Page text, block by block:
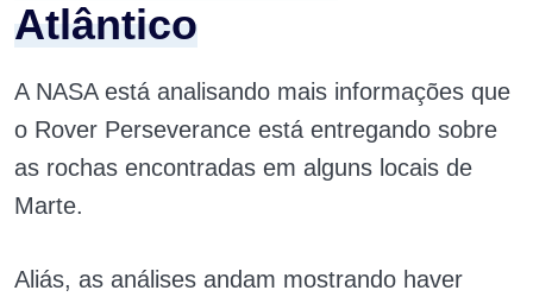
Atlântico
A NASA está analisando mais informações que
o Rover Perseverance está entregando sobre
as rochas encontradas em alguns locais de
Marte.
Aliás, as análises andam mostrando haver